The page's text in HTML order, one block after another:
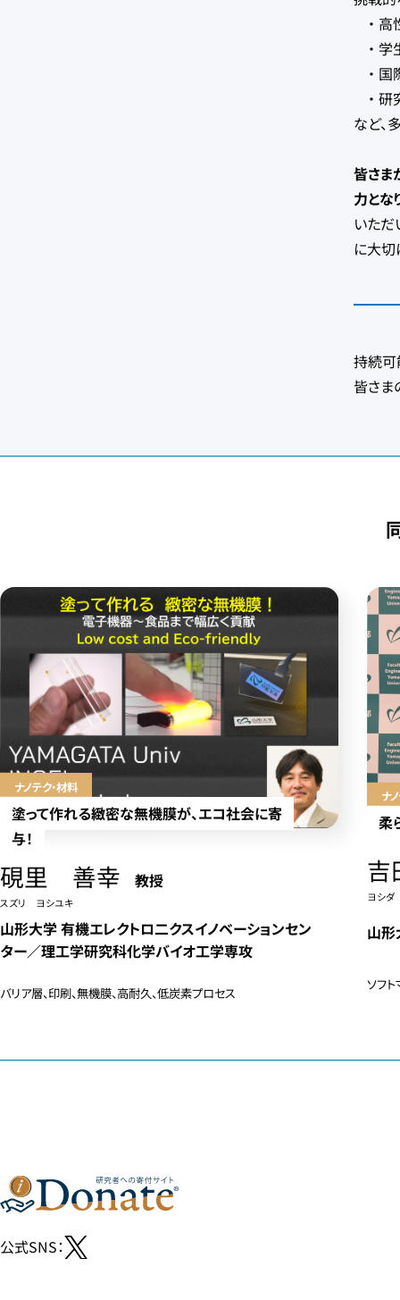
・ 高
・ 学
・ 国
・ 研
など、
皆さま
力とな
いた
に大切
持続可
皆さま
ナノテク・材料
塗って作れる緻密な無機膜が、エコ社会に寄
与！
硯里 善幸 教授
スズリ ヨシユキ
山形大学 有機エレクトロ二クスイノベーションセン
ター／理工学研究科化学バイオ工学専攻
バリア層、印刷、無機膜、高耐久、低炭素プロセス
ナ
柔
ヨシ
山形
ソフ
公式SNS：